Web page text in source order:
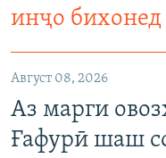
инҷо бихонед
Август 08, 2026
Аз марги
Ғафурӣ шаш